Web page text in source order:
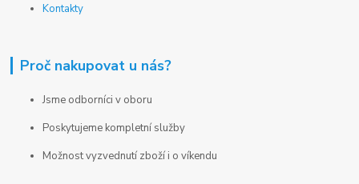
Kontakty
Proč nakupovat u nás?
Jsme odborníci v oboru
Poskytujeme kompletní služby
Možnost vyzvednutí zboží i o víkendu